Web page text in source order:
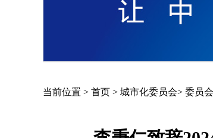
当前位置 > 首页 > 城市化委员会> 委员